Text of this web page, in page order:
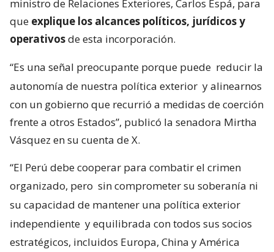
ministro de Relaciones Exteriores, Carlos Espá, para
que explique los alcances políticos, jurídicos y
operativosde esta incorporación.
“Es una señal preocupante porque puede reducir la
autonomía de nuestra política exterior y alinearnos
con un gobierno que recurrió a medidas de coerción
frente a otros Estados”, publicó la senadora Mirtha
Vásquez en su cuenta de X.
“El Perú debe cooperar para combatir el crimen
organizado, pero sin comprometer su soberanía ni
su capacidad de mantener una política exterior
independiente y equilibrada con todos sus socios
estratégicos, incluidos Europa, China y América